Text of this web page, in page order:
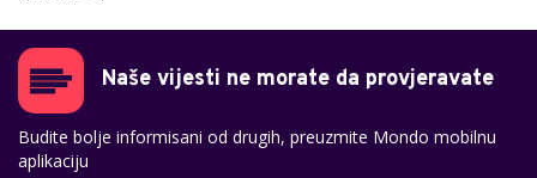
Naše vijesti ne morate da provjeravate
Budite bolje informisani od drugih, preuzmite Mondo mobilnu
aplikaciju